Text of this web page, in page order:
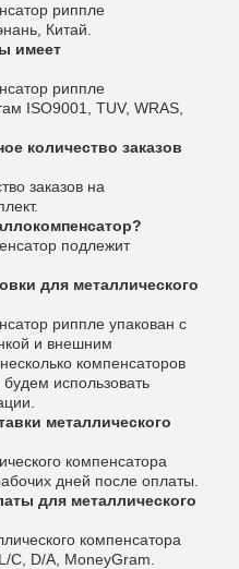
риппле
Китай.
имеет
риппле
ISO9001, TUV, WRAS,
количество заказов
заказов на
подлежит
для металлического
риппле упакован с
и внешним
компенсаторов
использовать
металлического
компенсатора
дней после оплаты.
для металлического
компенсатора
C, D/A, MoneyGram.